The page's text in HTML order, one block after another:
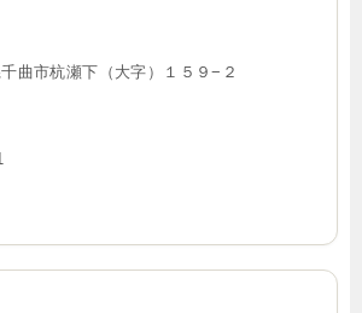
曲市杭瀬下（大字）１５９−２